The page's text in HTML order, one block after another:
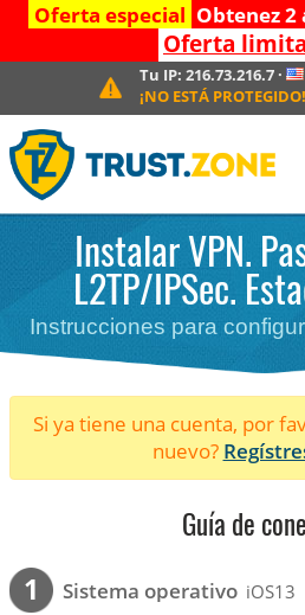
Oferta especial Obtenez 2
Oferta
Tu IP: 216.73.216.7·
¡NO ESTÁ PROTEGIDO!
Instalar VPN.
L2TP/IPSec.
Instrucciones para
Si ya tiene una cuenta, por
nuevo?
Guía de
1 Sistema operativo iOS13